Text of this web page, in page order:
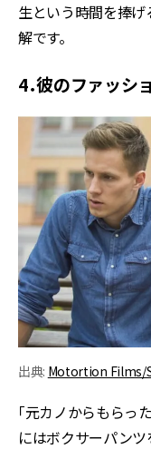
生という時間を捧げ
解です。
4．彼のファッシ
出典: Motortion Films/
「元カノからもらっ
にはボクサーパンツ